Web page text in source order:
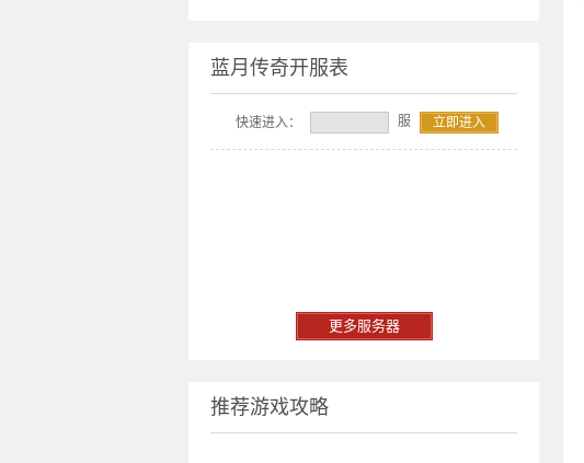
蓝月传奇开服表
快速进入： 服 立即进入
更多服务器
推荐游戏攻略